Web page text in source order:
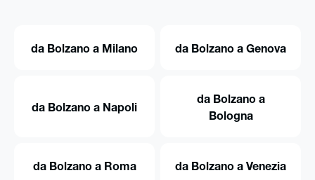
da Bolzano a Milano da Bolzano a Genova
da Bolzano a Napoli
da Bolzano a
Bologna
da Bolzano a Roma da Bolzano a Venezia